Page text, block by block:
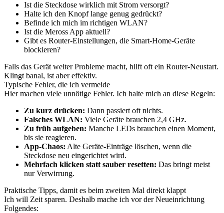
Ist die Steckdose wirklich mit Strom versorgt?
Halte ich den Knopf lange genug gedrückt?
Befinde ich mich im richtigen WLAN?
Ist die Meross App aktuell?
Gibt es Router-Einstellungen, die Smart-Home-Geräte
blockieren?
Falls das Gerät weiter Probleme macht, hilft oft ein Router-Neustart.
Klingt banal, ist aber effektiv.
Typische Fehler, die ich vermeide
Hier machen viele unnötige Fehler. Ich halte mich an diese Regeln:
Zu kurz drücken: Dann passiert oft nichts.
Falsches WLAN: Viele Geräte brauchen 2,4 GHz.
Zu früh aufgeben: Manche LEDs brauchen einen Moment,
bis sie reagieren.
App-Chaos: Alte Geräte-Einträge löschen, wenn die
Steckdose neu eingerichtet wird.
Mehrfach klicken statt sauber resetten: Das bringt meist
nur Verwirrung.
Praktische Tipps, damit es beim zweiten Mal direkt klappt
Ich will Zeit sparen. Deshalb mache ich vor der Neueinrichtung
Folgendes: